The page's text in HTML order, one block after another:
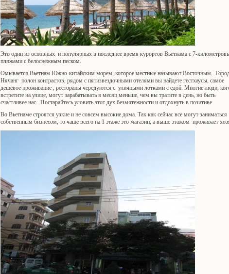
Это один из основных и популярных в последнее время курортов Вьетнама с 7-
пляжами с белоснежным песком.
Омывается Вьетнам Южно-китайским морем, которое местные называют Восточным.
Нячанг полон контрастов, рядом с пятизвездочными отелями вы найдете гестхаусы, самое
дешевое проживание , рестораны чередуются с уличными лотками с едой. Многие люди,
встретите на улице, могут зарабатывать в месяц меньше, чем вы тратите в день, но быть
счастливее нас. Постарайтесь уловить этот дух безмятежности и отдохнуть в позитиве.
Во Вьетнаме строятся узкие и не совсем высокие дома. Так как сейчас все могут заниматься
собственным бизнесом, то чаще всего на 1 этаже это магазин, а выше этажом проживает